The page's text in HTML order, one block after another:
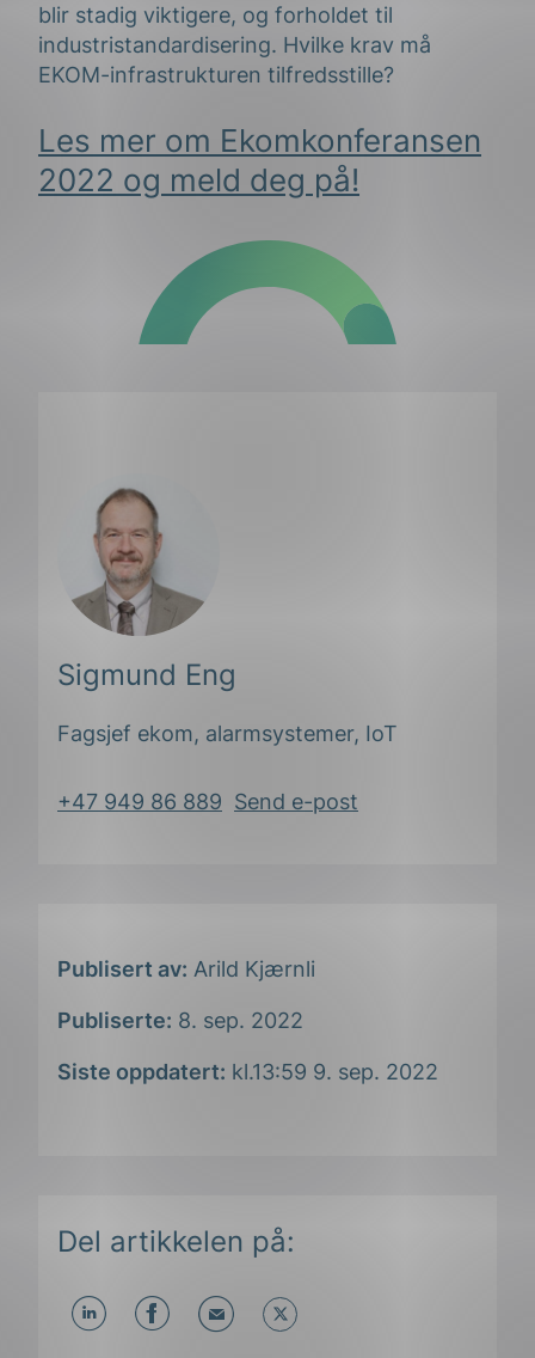
blir stadig viktigere, og forholdet til
industristandardisering. Hvilke krav må
EKOM-infrastrukturen tilfredsstille?
Les mer om Ekomkonferansen
2022 og meld deg på!
Sigmund Eng
Fagsjef ekom, alarmsystemer, IoT
+47 949 86 889 Send e-post
Publisert av: Arild Kjærnli
Publiserte: 8. sep. 2022
Siste oppdatert: kl.13:59 9. sep. 2022
Del artikkelen på: